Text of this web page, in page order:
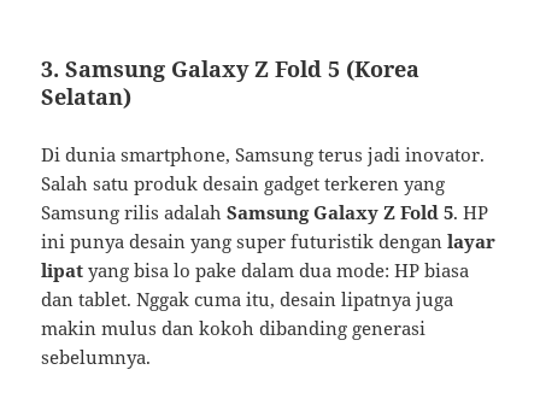
3. Samsung Galaxy Z Fold 5 (Korea
Selatan)
Di dunia smartphone, Samsung terus jadi inovator.
Salah satu produk desain gadget terkeren yang
Samsung rilis adalahSamsung Galaxy Z Fold 5. HP
ini punya desain yang super futuristik denganlayar
lipat yang bisa lo pake dalam dua mode: HP biasa
dan tablet. Nggak cuma itu, desain lipatnya juga
makin mulus dan kokoh dibanding generasi
sebelumnya.